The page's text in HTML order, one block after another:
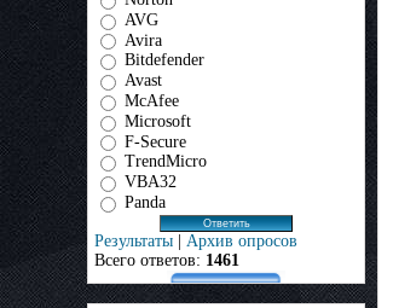
AVG
Avira
Bitdefender
Avast
McAfee
Microsoft
F-Secure
TrendMicro
VBA32
Panda
Результаты | Архив опросов
Всего ответов: 1461